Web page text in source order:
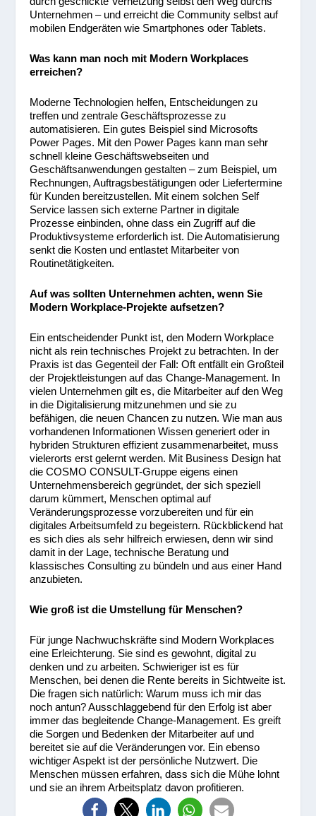
Unternehmen – und erreicht die Community selbst auf
mobilen Endgeräten wie Smartphones oder Tablets.
Was kann man noch mit Modern Workplaces
erreichen?
Moderne Technologien helfen, Entscheidungen zu
treffen und zentrale Geschäftsprozesse zu
automatisieren. Ein gutes Beispiel sind Microsofts
Power Pages. Mit den Power Pages kann man sehr
schnell kleine Geschäftswebseiten und
Geschäftsanwendungen gestalten – zum Beispiel, um
Rechnungen, Auftragsbestätigungen oder Liefertermine
für Kunden bereitzustellen. Mit einem solchen Self
Service lassen sich externe Partner in digitale
Prozesse einbinden, ohne dass ein Zugriff auf die
Produktivsysteme erforderlich ist. Die Automatisierung
senkt die Kosten und entlastet Mitarbeiter von
Routinetätigkeiten.
Auf was sollten Unternehmen achten, wenn Sie
Modern Workplace-Projekte aufsetzen?
Ein entscheidender Punkt ist, den Modern Workplace
nicht als rein technisches Projekt zu betrachten. In der
Praxis ist das Gegenteil der Fall: Oft entfällt ein Großteil
der Projektleistungen auf das Change-Management. In
vielen Unternehmen gilt es, die Mitarbeiter auf den Weg
in die Digitalisierung mitzunehmen und sie zu
befähigen, die neuen Chancen zu nutzen. Wie man aus
vorhandenen Informationen Wissen generiert oder in
hybriden Strukturen effizient zusammenarbeitet, muss
vielerorts erst gelernt werden. Mit Business Design hat
die COSMO CONSULT-Gruppe eigens einen
Unternehmensbereich gegründet, der sich speziell
darum kümmert, Menschen optimal auf
Veränderungsprozesse vorzubereiten und für ein
digitales Arbeitsumfeld zu begeistern. Rückblickend hat
es sich dies als sehr hilfreich erwiesen, denn wir sind
damit in der Lage, technische Beratung und
klassisches Consulting zu bündeln und aus einer Hand
anzubieten.
Wie groß ist die Umstellung für Menschen?
Für junge Nachwuchskräfte sind Modern Workplaces
eine Erleichterung. Sie sind es gewohnt, digital zu
denken und zu arbeiten. Schwieriger ist es für
Menschen, bei denen die Rente bereits in Sichtweite ist.
Die fragen sich natürlich: Warum muss ich mir das
noch antun? Ausschlaggebend für den Erfolg ist aber
immer das begleitende Change-Management. Es greift
die Sorgen und Bedenken der Mitarbeiter auf und
bereitet sie auf die Veränderungen vor. Ein ebenso
wichtiger Aspekt ist der persönliche Nutzwert. Die
Menschen müssen erfahren, dass sich die Mühe lohnt
und sie an ihrem Arbeitsplatz davon profitieren.